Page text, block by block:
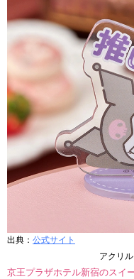
出典： 公式サイト
アクリ
京王プラザホテル新宿のスイ